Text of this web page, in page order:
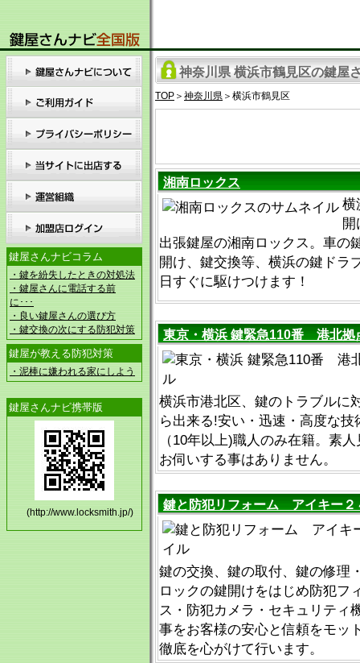
鍵屋さんナビコラム
・鍵を紛失したときの対処法
・鍵屋さんに電話する前
に･･･
・良い鍵屋さんの選び方
・鍵交換の次にする防犯対策
鍵屋が教える防犯対策
・泥棒に嫌われる家にしよう
鍵屋さんナビ携帯版
(http://www.locksmith.jp/)
神奈川県 横浜市鶴見区の鍵屋
TOP ＞ 神奈川県 ＞横浜市鶴見区
湘南ロックス
横
開
出張鍵屋の湘南ロックス。車の
開け、鍵交換等、横浜の鍵ドラ
日すぐに駆けつけます！
東京・横浜 鍵緊急110番 港北拠
横浜市港北区、鍵のトラブルに
ら出来る!安い・迅速・高度な
（10年以上)職人のみ在籍。素
お伺いする事はありません。
鍵と防犯リフォーム アイキー２
鍵の交換、鍵の取付、鍵の修理
ロックの鍵開けをはじめ防犯フ
ス・防犯カメラ・セキュリティ
事をお客様の安心と信頼をモッ
徹底を心がけて行います。